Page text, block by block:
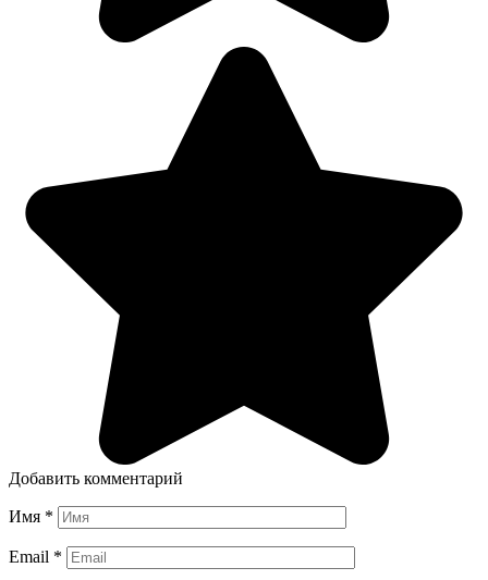
Добавить комментарий
Имя *
Email *